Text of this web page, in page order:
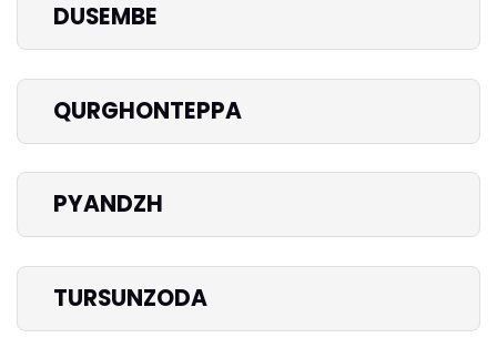
DUSEMBE
QURGHONTEPPA
PYANDZH
TURSUNZODA